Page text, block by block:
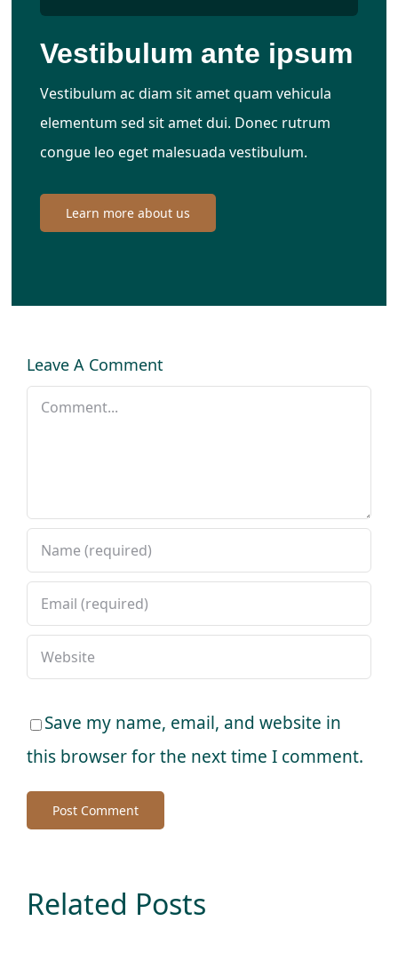
Vestibulum ante ipsum
Vestibulum ac diam sit amet quam vehicula
elementum sed sit amet dui. Donec rutrum
congue leo eget malesuada vestibulum.
Learn more about us
Leave A Comment
Comment
Save my name, email, and website in
this browser for the next time I comment.
Related Posts